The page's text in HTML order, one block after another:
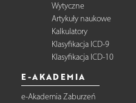
Wytyczne
Artykuły naukowe
Kalkulatory
Klasyfikacja ICD-9
Klasyfikacja ICD-10
E-AKADEMIA
e-Akademia Zaburzeń